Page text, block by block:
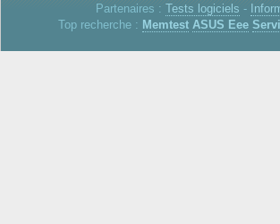
Partenaires : Tests logiciels -
Top recherche : Memtest ASUS Eee